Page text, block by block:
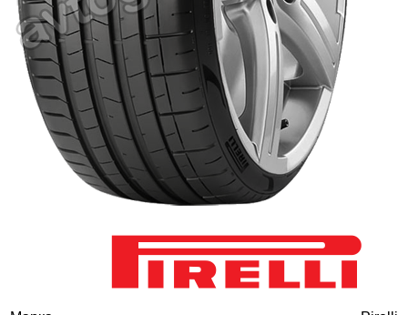
Баланс на автомобилните гуми